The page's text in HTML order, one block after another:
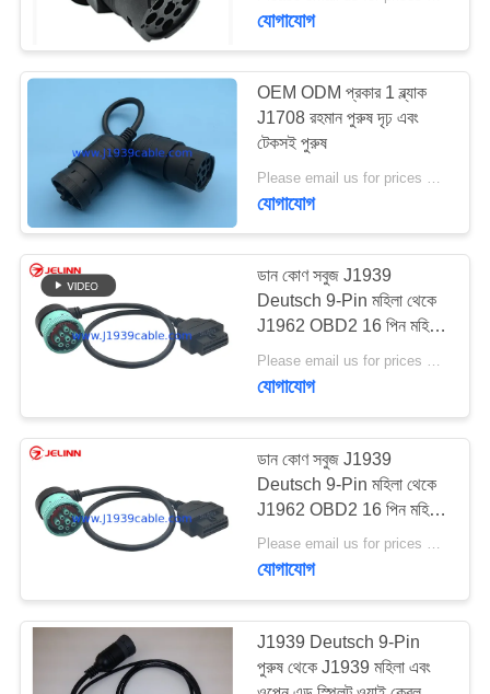
যোগাযোগ
OEM ODM প্রকার 1 ব্ল্যাক
J1708 রহমান পুরুষ দৃঢ় এবং
টেকসই পুরুষ
Please email us for prices MOQ:100 PCS
যোগাযোগ
ডান কোণ সবুজ J1939
Deutsch 9-Pin মহিলা থেকে
J1962 OBD2 16 পিন মহিলা
কেবল
Please email us for prices MOQ:100 PCS
যোগাযোগ
ডান কোণ সবুজ J1939
Deutsch 9-Pin মহিলা থেকে
J1962 OBD2 16 পিন মহিলা
কেবল
Please email us for prices MOQ:100 PCS
যোগাযোগ
J1939 Deutsch 9-Pin
পুরুষ থেকে J1939 মহিলা এবং